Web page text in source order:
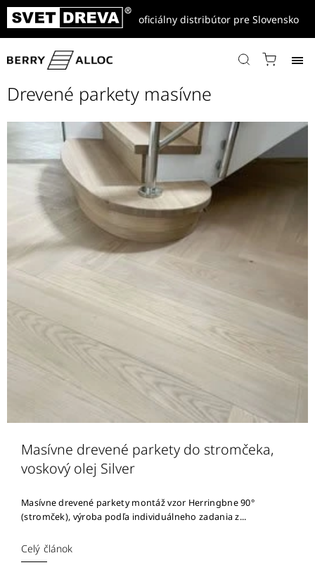
oficiálny distribútor pre Slovensko
Domov / Referencie / Drevené parkety masívne
Drevené parkety masívne
Masívne drevené parkety do stromčeka,
voskový olej Silver
Masívne drevené parkety montáž vzor Herringbne 90°
(stromček), výroba podľa individuálneho zadania z...
Celý článok